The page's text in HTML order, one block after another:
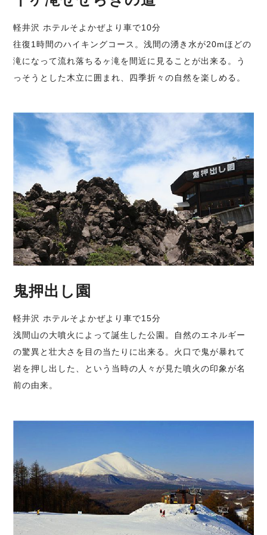
軽井沢 ホテルそよかぜより車で10分
往復1時間のハイキングコース。浅間の湧き水が20mほどの
滝になって流れ落ちるヶ滝を間近に見ることが出来る。う
っそうとした木立に囲まれ、四季折々の自然を楽しめる。
鬼押出し園
軽井沢 ホテルそよかぜより車で15分
浅間山の大噴火によって誕生した公園。自然のエネルギー
の驚異と壮大さを目の当たりに出来る。火口で鬼が暴れて
岩を押し出した、という当時の人々が見た噴火の印象が名
前の由来。